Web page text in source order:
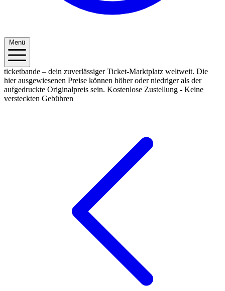
Menü
ticketbande – dein zuverlässiger Ticket-Marktplatz weltweit. Die
hier ausgewiesenen Preise können höher oder niedriger als der
aufgedruckte Originalpreis sein. Kostenlose Zustellung - Keine
versteckten Gebühren